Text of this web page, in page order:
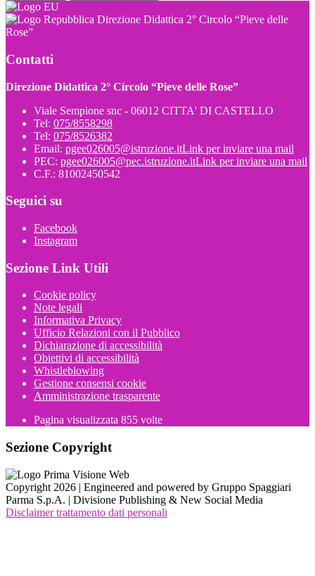
Direzione Didattica 2° Circolo “Pieve delle
Rose”
Contatti
Direzione Didattica 2° Circolo “Pieve delle Rose”
Viale Sempione snc - 06012 CITTA' DI CASTELLO
Tel: 075/8558298
Tel: 075/8526382
Email: pgee026005@istruzione.itLink per inviare una mail
PEC: pgee026005@pec.istruzione.itLink per inviare una mail
C.F.: 81002450542
Seguici su
Facebook
Instagram
Sezione Link Utili
Cookie policy
Note legali
Informativa Privacy
Ufficio Relazioni con il Pubblico
Dichiarazione di accessibilità
Obiettivi di accessibilità
Whistleblowing
Gestione consensi cookie
Amministrazione trasparente
Pagina visualizzata 855 volte
Sezione Copyright
Copyright 2026 | Engineered and powered by Gruppo Spaggiari
Parma S.p.A. | Divisione Publishing & New Social Media
Disclaimer trattamento dati personali